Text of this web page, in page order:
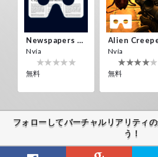
Newspapers Spain VR
Nvía
無料
Nvía
無料
フォローしてバーチャルリアリティ
う！